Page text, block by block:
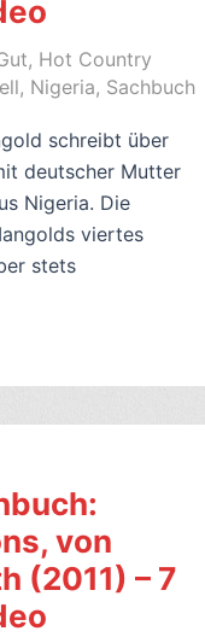
, Hot Country
, Nigeria, Sachbuch
schreibt über
deutscher Mutter
Nigeria. Die
viertes
stets
von
(2011) – 7